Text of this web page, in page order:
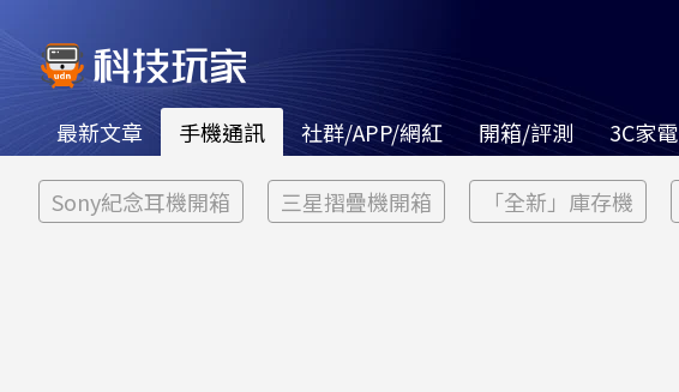
最新文章 手機通訊 社群/APP/網紅 開箱/評測 3C家電
Sony紀念耳機開箱 三星摺疊機開箱 「全新」庫存機